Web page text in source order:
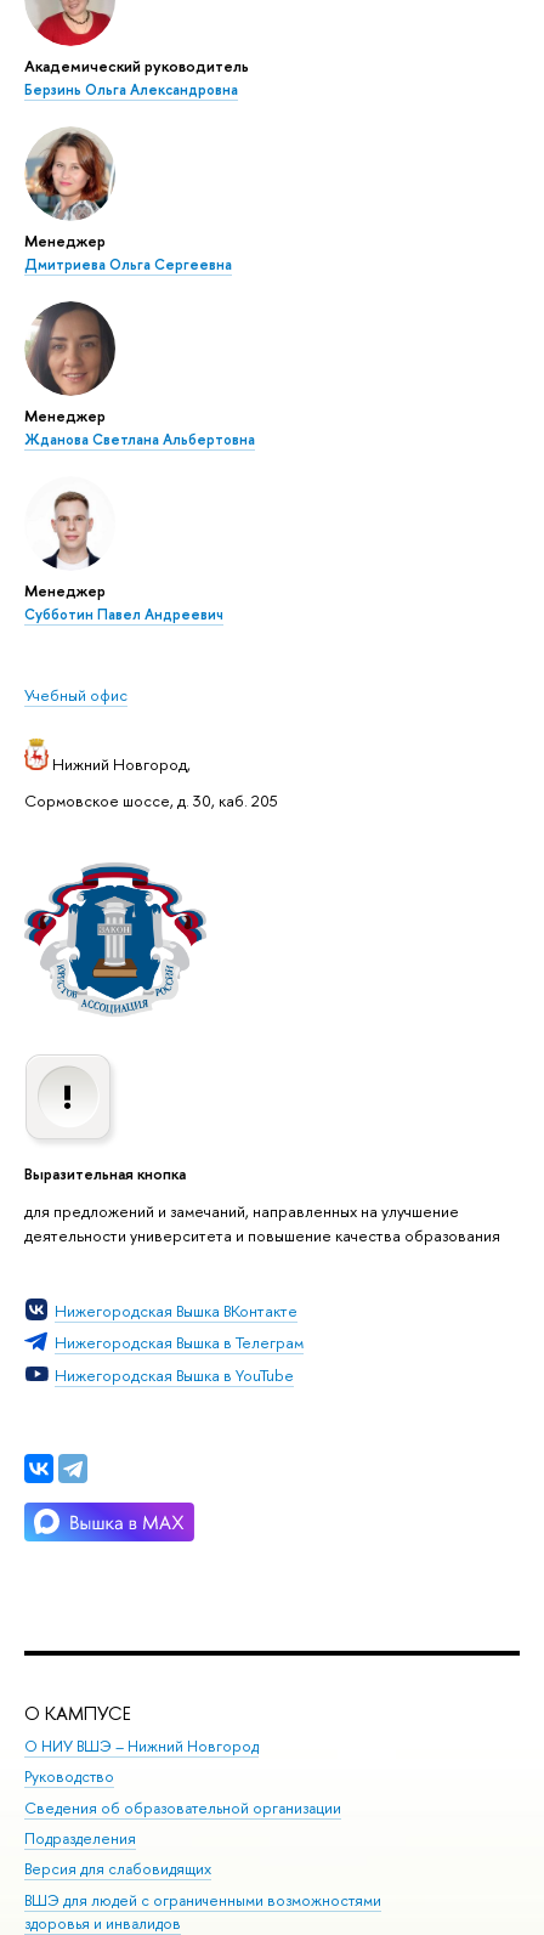
Академический руководитель
Берзинь Ольга Александровна
Менеджер
Дмитриева Ольга Сергеевна
Менеджер
Жданова Светлана Альбертовна
Менеджер
Субботин Павел Андреевич
Учебный офис
Нижний Новгород,
Сормовское шоссе, д. 30, каб. 205
Выразительная кнопка
для предложений и замечаний, направленных на улучшение
деятельности университета и повышение качества образования
Нижегородская Вышка ВКонтакте
Нижегородская Вышка в Телеграм
Нижегородская Вышка в YouTube
О КАМПУСЕ
О НИУ ВШЭ – Нижний Новгород
Руководство
Сведения об образовательной организации
Подразделения
Версия для слабовидящих
ВШЭ для людей с ограниченными возможностями
здоровья и инвалидов